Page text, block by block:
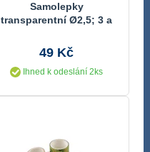
Samolepky
transparentní Ø2,5; 3 a
49 Kč
Ihned k odeslání 2ks